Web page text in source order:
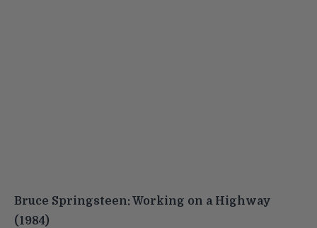
Bruce Springsteen: Working on a Highway
(1984)